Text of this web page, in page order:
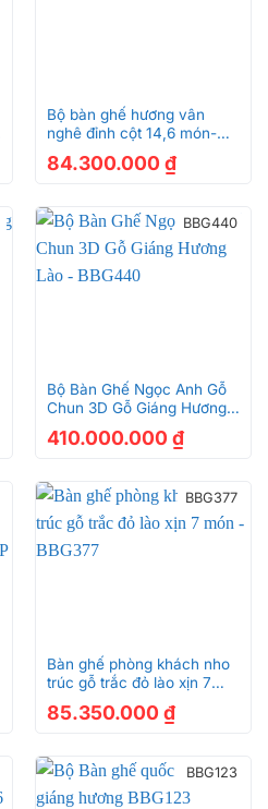
Bộ bàn ghế hương vân
nghê đỉnh cột 14,6 món-
84.300.000 ₫
BBG440
Bộ Bàn Ghế Ngọc Anh Gỗ
Chun 3D Gỗ Giáng Hương
410.000.000 ₫
BBG377
Bàn ghế phòng khách nho
trúc gỗ trắc đỏ lào xịn 7
85.350.000 ₫
BBG123